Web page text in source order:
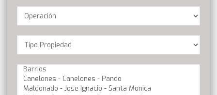
Operación
Location
Barrios